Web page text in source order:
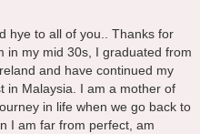
hye to all of you.. Thanks for
in my mid 30s, I graduated from
and have continued my
in Malaysia. I am a mother of
in life when we go back to
I am far from perfect, am